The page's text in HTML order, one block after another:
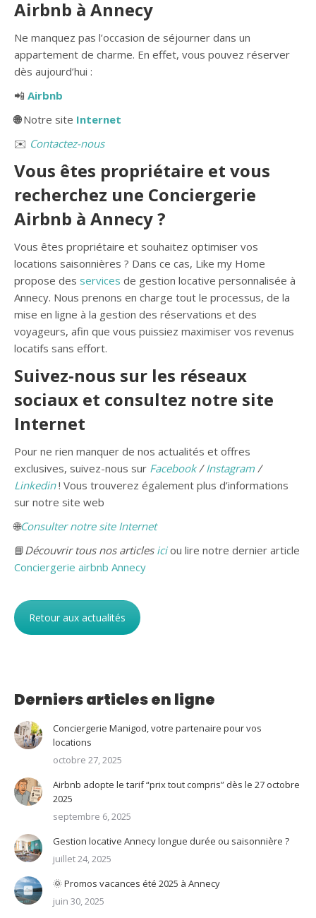
Airbnb à Annecy
Ne manquez pas l’occasion de séjourner dans un
appartement de charme. En effet, vous pouvez réserver
dès aujourd’hui :
📲 Airbnb
🌐Notre site Internet
✉️ Contactez-nous
Vous êtes propriétaire et vous
recherchez une Conciergerie
Airbnb à Annecy ?
Vous êtes propriétaire et souhaitez optimiser vos
locations saisonnières ? Dans ce cas, Like my Home
propose des services de gestion locative personnalisée à
Annecy. Nous prenons en charge tout le processus, de la
mise en ligne à la gestion des réservations et des
voyageurs, afin que vous puissiez maximiser vos revenus
locatifs sans effort.
Suivez-nous sur les réseaux
sociaux et consultez notre site
Internet
Pour ne rien manquer de nos actualités et offres
exclusives, suivez-nous sur Facebook/Instagram /
Linkedin! Vous trouverez également plus d’informations
sur notre site web
🌐Consulter notre site Internet
📘Découvrir tous nos articles iciou lire notre dernier article
Conciergerie airbnb Annecy
Retour aux actualités
Derniers articles en ligne
Conciergerie Manigod, votre partenaire pour vos
locations
octobre 27, 2025
Airbnb adopte le tarif “prix tout compris” dès le 27 octobre
2025
septembre 6, 2025
Gestion locative Annecy longue durée ou saisonnière ?
juillet 24, 2025
🌞 Promos vacances été 2025 à Annecy
juin 30, 2025